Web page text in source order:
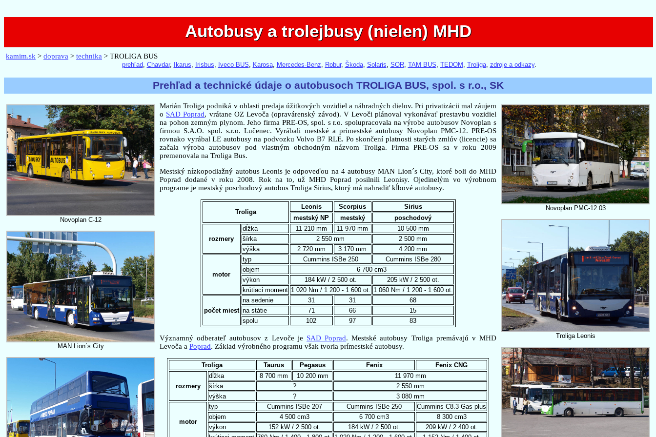
Autobusy a trolejbusy (nielen) MHD
Autobusy a trolejbusy (nielen) MHD
kamim.sk > doprava > technika > TROLIGA BUS
prehľad, Chavdar, Ikarus, Irisbus, Iveco BUS, Karosa, Mercedes-Benz, Robur, Škoda, Solaris, SOR, TAM BUS, TEDOM , Troliga, zdroje a odkazy.
Prehľad a technické údaje o autobusoch TROLIGA BUS, spol. s r.o., SK
Novoplan C-12
MAN Lion´s City
Novoplan PMC-12.03
Troliga Leonis
Marián Troliga podniká v oblasti predaja úžitkových vozidiel a náhradných dielov. Pri privatizácii mal záujem
o SAD Poprad, vrátane OZ Levoča (opravárenský závod). V Levoči plánoval vykonávať prestavbu vozidiel
na pohon zemným plynom. Jeho firma PRE-OS, spol. s r.o. spolupracovala na výrobe autobusov Novoplan s
firmou S.A.O. spol. s.r.o. Lučenec. Vyrábali mestské a prímestské autobusy Novoplan PMC-12. PRE-OS
rovnako vyrábal LE autobusy na podvozku Volvo B7 RLE. Po skončení platnosti starých zmlúv (licencie) sa
začala výroba autobusov pod vlastným obchodným názvom Troliga. Firma PRE-OS sa v roku 2009
premenovala na Troliga Bus.
Mestský nízkopodlažný autobus Leonis je odpoveďou na 4 autobusy MAN Lion´s City, ktoré boli do MHD
Poprad dodané v roku 2008. Rok na to, už MHD Poprad posilnili Leonisy. Ojedinelým vo výrobnom
programe je mestský poschodový autobus Troliga Sirius, ktorý má nahradiť kĺbové autobusy.
Troliga
Leonis Scorpius
Sirius
mestský NP
mestský poschodový
rozmery
dĺžka 11 210 mm 11 970 mm
10 500 mm
šírka
2 550 mm
2 500 mm
výška
2 720 mm 3 170 mm 4 200 mm
motor
typ Cummins ISBe 250
Cummins ISBe 280
objem
6 700 cm3
výkon
184 kW / 2 500 ot.
205 kW / 2 500 ot.
krútiaci moment 1 020 Nm / 1 200 - 1 600 ot. 1 060 Nm / 1 200 - 1 600 ot.
počet miest
na sedenie 31 31
68
na státie
71 66
15
spolu
102 97 83
Významný odberateľ autobusov z Levoče je SAD Poprad. Mestské autobusy Troliga premávajú v MHD
Levoča a Poprad. Základ výrobného programu však tvoria prímestské autobusy.
Troliga Taurus Pegasus Fenix Fenix CNG
rozmery
dĺžka 8 700 mm 10 200 mm
11 970 mm
šírka
?
2 550 mm
výška
? 3 080 mm
motor
typ Cummins ISBe 207 Cummins ISBe 250
Cummins C8.3 Gas plus
objem
4 500 cm3 6 700 cm3
8 300 cm3
výkon
152 kW / 2 500 ot. 184 kW / 2 500 ot.
209 kW / 2 400 ot.